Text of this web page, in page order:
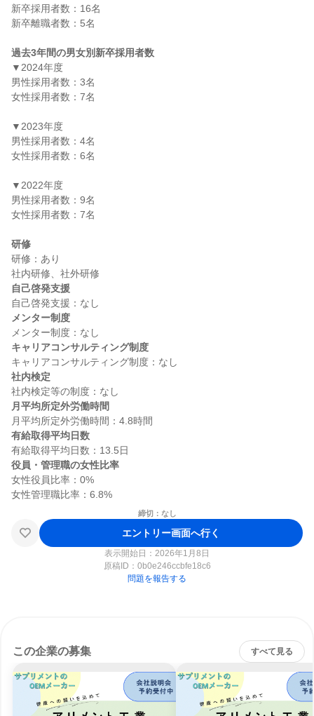
新卒採用者数：16名
新卒離職者数：5名
過去3年間の男女別新卒採用者数
▼2024年度
男性採用者数：3名
女性採用者数：7名
▼2023年度
男性採用者数：4名
女性採用者数：6名
▼2022年度
男性採用者数：9名
女性採用者数：7名
研修
研修：あり
自己啓発支援
メンター制度
キャリアコンサルティング制度
社内検定
月平均所定外労働時間
有給取得平均日数
役員・管理職の女性比率
女性役員比率：0%
締切：なし
エントリー画面へ行く
表示開始日：2026年1月8日
原稿ID： 0b0e246ccbfe18c6
問題を報告する
この企業の募集 すべて見る